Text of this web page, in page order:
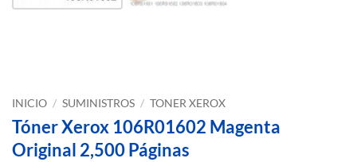
INICIO / SUMINISTROS / TONER XEROX
Tóner Xerox 106R01602 Magenta
Original 2,500 Páginas